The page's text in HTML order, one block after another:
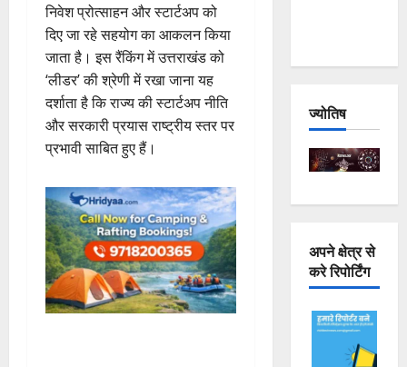
निवेश प्रोत्साहन और स्टार्टअप को
दिए जा रहे सहयोग का आकलन किया
जाता है। इस रैंकिंग में उत्तराखंड को
‘लीडर’ की श्रेणी में रखा जाना यह
दर्शाता है कि राज्य की स्टार्टअप नीति
और सरकारी प्रयास राष्ट्रीय स्तर पर
प्रभावी साबित हुए हैं।
ज्योतिष
अपने क्षेत्र से
करे रिपोर्टिंग